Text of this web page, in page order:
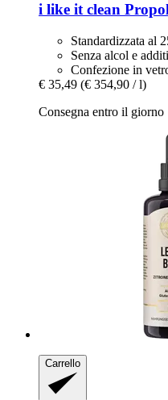
i like it clean
Standardizzata al
Senza alcol e
Confezione in
€ 35,49 (€ 354,90 / l)
Consegna entro il giorno
Carrello